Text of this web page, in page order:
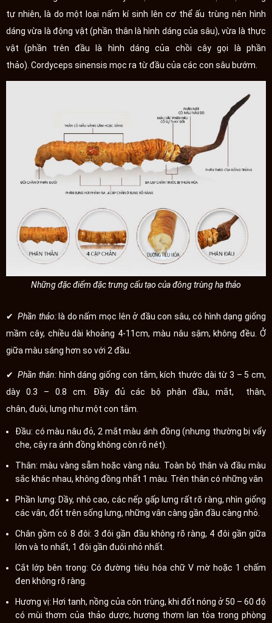
tự nhiên, là do một loại nấm kí sinh lên cơ thể ấu trùng nên hình
dáng vừa là động vật (phần thân là hình dáng của sâu), vừa là thực
vật (phần trên đầu là hình dáng của chồi cây gọi là phần
thảo). Cordyceps sinensis mọc ra từ đầu của các con sâu bướm.
Những đặc điểm đặc trưng cấu tạo của đông trùng hạ thảo
✔ Phần thảo:là do nấm mọc lên ở đầu con sâu, có hình dạng giống
mầm cây, chiều dài khoảng 4-11cm, màu nâu sậm, không đều. Ở
giữa màu sáng hơn so với 2 đầu.
✔Phần thân: hình dáng giống con tằm, kích thước dài từ 3 – 5 cm,
dày 0.3 – 0.8 cm. Đầy đủ các bộ phận đầu, mắt, thân,
chân, đuôi, lưng như một con tằm.
Đầu: có màu nâu đỏ, 2 mắt màu ánh đồng (nhưng thường bị vẩy
che, cậy ra ánh đồng không còn rõ nét).
Thân: màu vàng sẫm hoặc vàng nâu. Toàn bộ thân và đầu màu
sắc khác nhau, không đồng nhất 1 màu. Trên thân có những vân
Phần lưng: Dầy, nhô cao, các nếp gấp lưng rất rõ ràng, nhìn giống
các vân, đốt trên sống lưng, những vân càng gần đầu càng nhỏ.
Chân gồm có 8 đôi: 3 đôi gần đầu không rõ ràng, 4 đôi gần giữa
lớn và to nhất, 1 đôi gần đuôi nhỏ nhất.
Cắt lớp bên trong: Có đường tiêu hóa chữ V mờ hoặc 1 chấm
đen không rõ ràng.
Hương vị: Hơi tanh, nồng của côn trùng, khi đốt nóng ở 50 – 60 độ
có mùi thơm của thảo dược, hương thơm lan tỏa trong phòng